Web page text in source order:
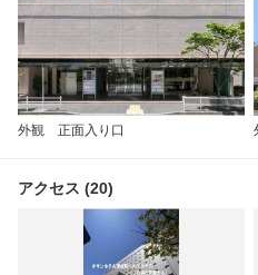
外観 正面入り口
アクセス (20)